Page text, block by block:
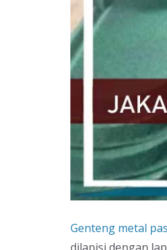
Genteng metal